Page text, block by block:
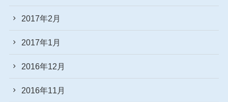
2017年2月
2017年1月
2016年12月
2016年11月